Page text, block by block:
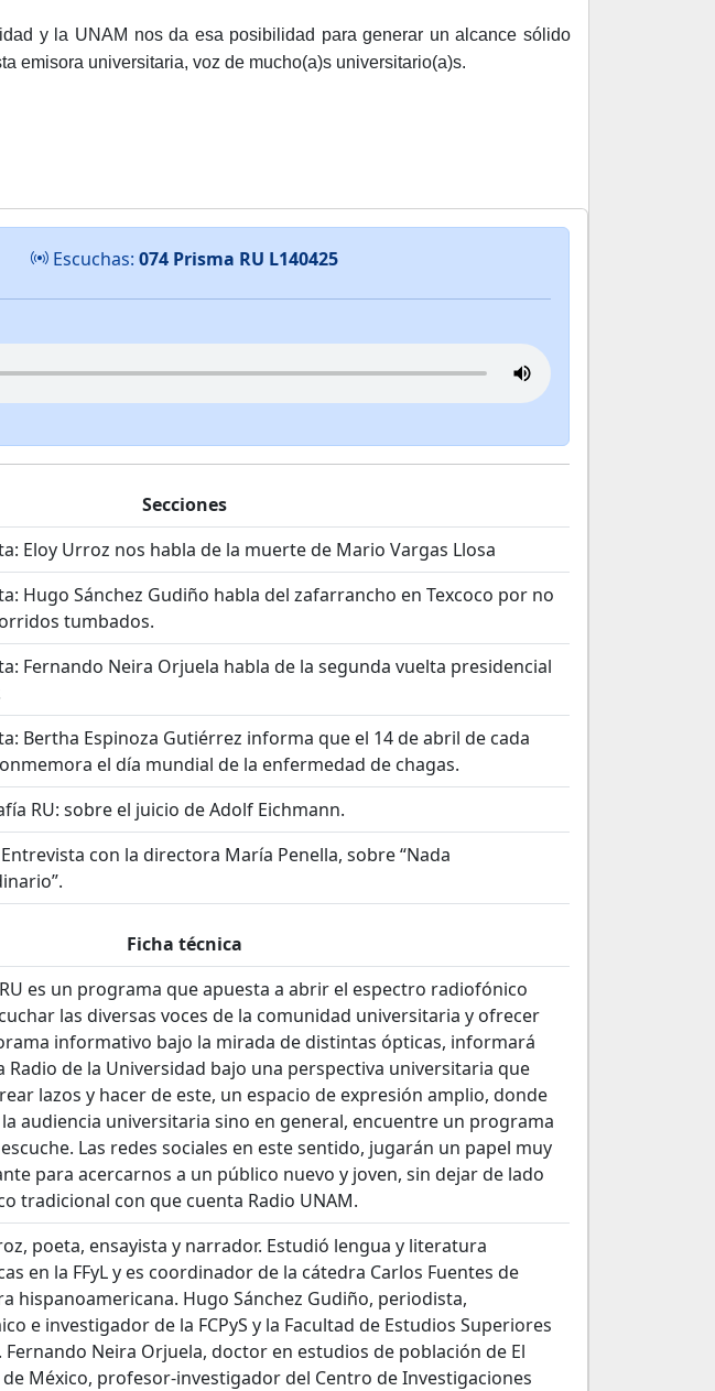
y la UNAM nos da esa posibilidad para generar un alcance sólido
emisora universitaria, voz de mucho(a)s universitario(a)s.
Escuchas: 074 Prisma RU L140425
Secciones
Eloy Urroz nos habla de la muerte de Mario Vargas Llosa
Hugo Sánchez Gudiño habla del zafarrancho en Texcoco por no
tumbados.
Fernando Neira Orjuela habla de la segunda vuelta presidencial
Bertha Espinoza Gutiérrez informa que el 14 de abril de cada
el día mundial de la enfermedad de chagas.
RU: sobre el juicio de Adolf Eichmann.
con la directora María Penella, sobre “Nada
Ficha técnica
es un programa que apuesta a abrir el espectro radiofónico
las diversas voces de la comunidad universitaria y ofrecer
informativo bajo la mirada de distintas ópticas, informará
Radio de la Universidad bajo una perspectiva universitaria que
lazos y hacer de este, un espacio de expresión amplio, donde
audiencia universitaria sino en general, encuentre un programa
Las redes sociales en este sentido, jugarán un papel muy
para acercarnos a un público nuevo y joven, sin dejar de lado
tradicional con que cuenta Radio UNAM.
poeta, ensayista y narrador. Estudió lengua y literatura
en la FFyL y es coordinador de la cátedra Carlos Fuentes de
hispanoamericana. Hugo Sánchez Gudiño, periodista,
e investigador de la FCPyS y la Facultad de Estudios Superiores
Fernando Neira Orjuela, doctor en estudios de población de El
de México, profesor-investigador del Centro de Investigaciones